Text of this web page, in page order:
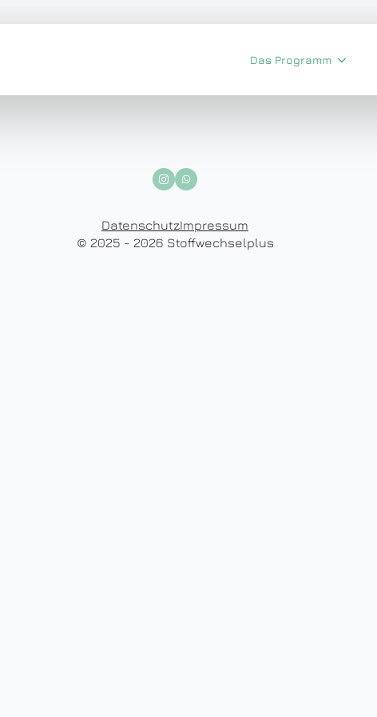
Das Programm
DatenschutzImpressum
© 2025 - 2026 Stoffwechselplus